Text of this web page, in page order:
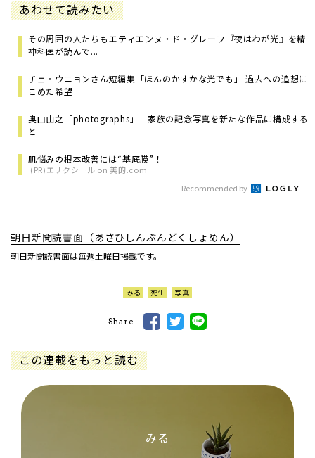
あわせて読みたい
その周囲の人たちも――エティエンヌ・ド・グレーフ『夜はわが光』を精
神科医が読んで...
チェ・ウニョンさん短編集「ほんのかすかな光でも」 過去への追想に
こめた希望
奥山由之「photographs」 家族の記念写真を新たな作品に構成する
と
肌悩みの根本改善には“基底膜”！
(PR)エリクシール on 美的.com
Recommended by
朝日新聞読書面（あさひしんぶんどくしょめん）
朝日新聞読書面は毎週土曜日掲載です。
みる 死生 写真
Share
この連載をもっと読む
みる